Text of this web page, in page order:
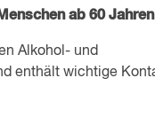
ab 60 Jahren
Alkohol- und
enthält wichtige